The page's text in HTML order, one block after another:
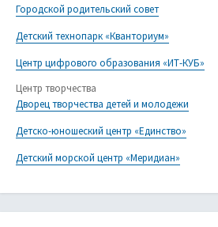
Городской родительский совет
Детский технопарк «Кванториум»
Центр цифрового образования «ИТ-КУБ»
Центр творчества
Дворец творчества детей и молодежи
Детско-юношеский центр «Единство»
Детский морской центр «Меридиан»